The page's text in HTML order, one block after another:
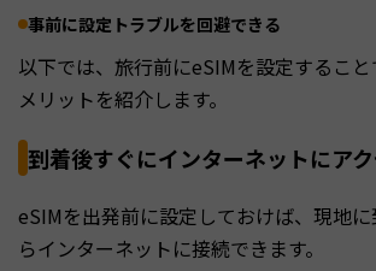
事前に設定トラブルを回避できる
以下では、旅行前にeSIMを設定するこ
メリットを紹介します。
到着後すぐにインターネットにア
eSIMを出発前に設定しておけば、現地
らインターネットに接続できます。